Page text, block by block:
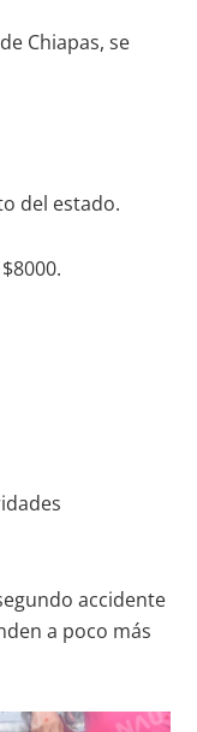
Chiapas, se
del estado.
accidente
a poco más